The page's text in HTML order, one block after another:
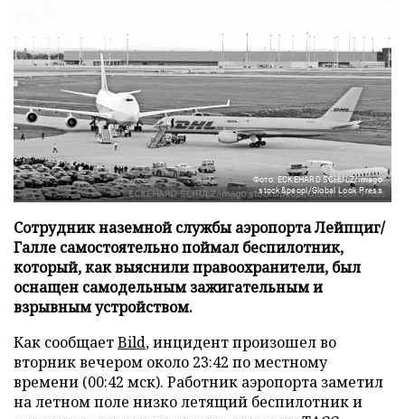
Фото: ECKEHARD SCHULZ/imago
stock&peopl/Global Look Press
Сотрудник наземной службы аэропорта Лейпциг/
Галле самостоятельно поймал беспилотник,
который, как выяснили правоохранители, был
оснащен самодельным зажигательным и
взрывным устройством.
Как сообщаетBild, инцидент произошел во
вторник вечером около 23:42 по местному
времени (00:42 мск). Работник аэропорта заметил
на летном поле низко летящий беспилотник и